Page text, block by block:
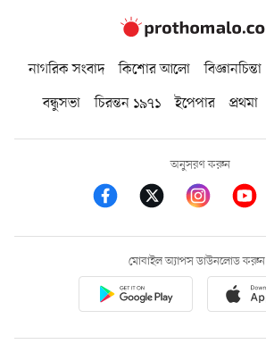
নাগরিক সংবাদ কিশোর আলো বিজ্ঞানচিন্তা
বন্ধুসভা
চিরন্তন ১৯৭১ ইপেপার প্রথমা
অনুসরণ করুন
মোবাইল অ্যাপস ডাউনলোড করুন